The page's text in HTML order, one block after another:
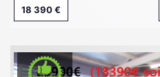
18 390 €